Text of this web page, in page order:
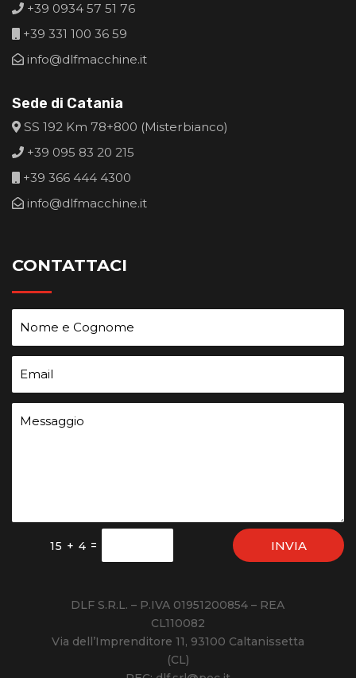
+39 0934 57 51 76
+39 331 100 36 59
info@dlfmacchine.it
Sede di Catania
SS 192 Km 78+800 (Misterbianco)
+39 095 83 20 215
+39 366 444 4300
info@dlfmacchine.it
CONTATTACI
15 + 4 = INVIA
DLF S.R.L. – P.IVA 01951200854 – REA
CL110082
Via dell’Imprenditore 11, 93100 Caltanissetta
(CL)